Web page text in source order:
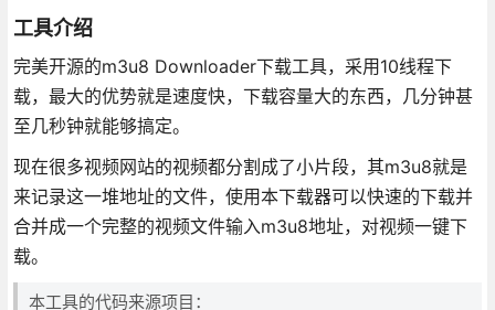
工具介绍
完美开源的m3u8 Downloader下载工具，采用10线程下
载，最大的优势就是速度快，下载容量大的东西，几分钟甚
至几秒钟就能够搞定。
现在很多视频网站的视频都分割成了小片段，其m3u8就是
来记录这一堆地址的文件，使用本下载器可以快速的下载并
合并成一个完整的视频文件输入m3u8地址，对视频一键下
载。
本工具的代码来源项目：